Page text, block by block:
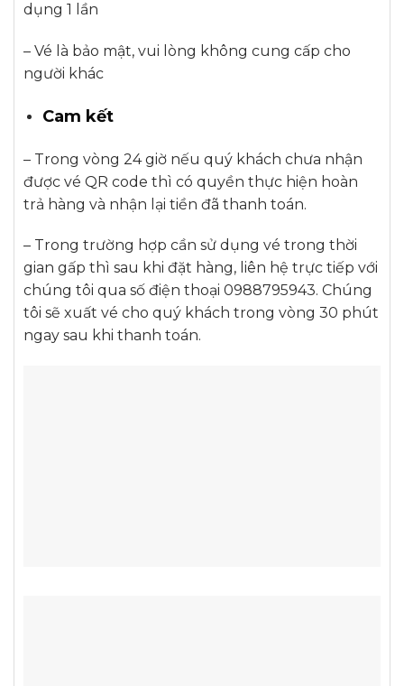
dụng 1 lần
– Vé là bảo mật, vui lòng không cung cấp cho
người khác
Cam kết
– Trong vòng 24 giờ nếu quý khách chưa nhận
được vé QR code thì có quyền thực hiện hoàn
trả hàng và nhận lại tiền đã thanh toán.
– Trong trường hợp cần sử dụng vé trong thời
gian gấp thì sau khi đặt hàng, liên hệ trực tiếp với
chúng tôi qua số điện thoại 0988795943. Chúng
tôi sẽ xuất vé cho quý khách trong vòng 30 phút
ngay sau khi thanh toán.